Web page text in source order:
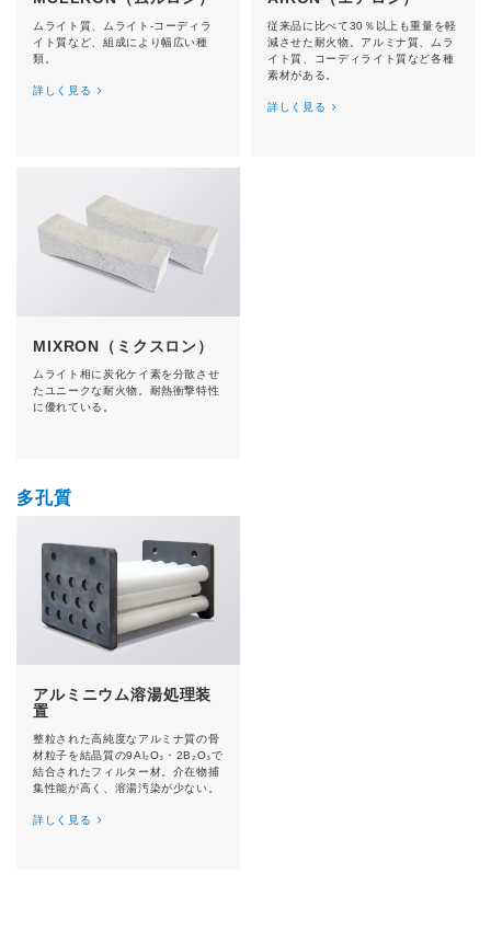
ムライト質、ムライト-コーディラ
イト質など、組成により幅広い種
類。
詳しく見る
従来品に比べて30％以上も重量を軽
減させた耐火物。アルミナ質、ムラ
イト質、コーディライト質など各種
素材がある。
詳しく見る
MIXRON（ミクスロン）
ムライト相に炭化ケイ素を分散させ
たユニークな耐火物。耐熱衝撃特性
に優れている。
多孔質
アルミニウム溶湯処理装
置
整粒された高純度なアルミナ質の骨
材粒子を結晶質の9Al₂O₃・2B₂O₃で
結合されたフィルター材。介在物捕
集性能が高く、溶湯汚染が少ない。
詳しく見る